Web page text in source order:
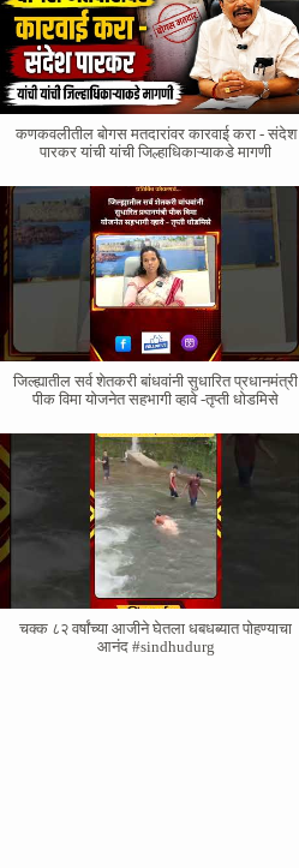
कणकवलीतील बोगस मतदारांवर‌ कारवाई करा - संदेश
पारकर यांची यांची जिल्हाधिकाऱ्याकडे मागणी
जिल्ह्यातील सर्व शेतकरी बांधवांनी सुधारित प्रधानमंत्री
पीक विमा योजनेत सहभागी व्हावे -तृप्ती धोडमिसे
चक्क ८२ वर्षांच्या आजीने घेतला धबधब्यात पोहण्याचा
आनंद #sindhudurg